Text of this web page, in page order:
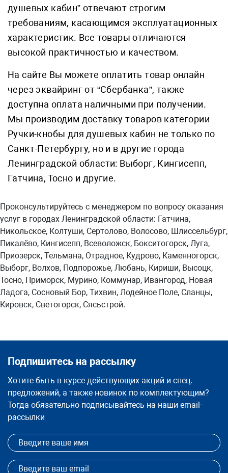
душевых кабин” отвечают строгим
требованиям, касающимся эксплуатационных
характеристик. Все товары отличаются
высокой практичностью и качеством.
На сайте Вы можете оплатить товар онлайн
через эквайринг от “Сбербанка”, также
доступна оплата наличными при получении.
Мы производим доставку товаров категории
Ручки-кнобы для душевых кабин не только по
Санкт-Петербургу, но и в другие города
Ленинградской области: Выборг, Кингисепп,
Гатчина, Тосно и другие.
Проконсультируйтесь с менеджером по вопросу оказания
услуг в городах Ленинградской области: Гатчина,
Никольское, Колтуши, Сертолово, Волосово, Шлиссельбург,
Пикалёво, Кингисепп, Всеволожск, Бокситогорск, Луга,
Приозерск, Тельмана, Отрадное, Кудрово, Каменногорск,
Выборг, Волхов, Подпорожье, Любань, Кириши, Высоцк,
Тосно, Приморск, Мурино, Коммунар, Ивангород, Новая
Ладога, Сосновый Бор, Тихвин, Лодейное Поле, Сланцы,
Кировск, Светогорск, Сясьстрой.
Подпишитесь на рассылку
Хотите быть в курсе действующих акций и спец.
предложений, а также новинок по комплектующим?
Тогда обязательно подписывайтесь на наши email-
рассылки